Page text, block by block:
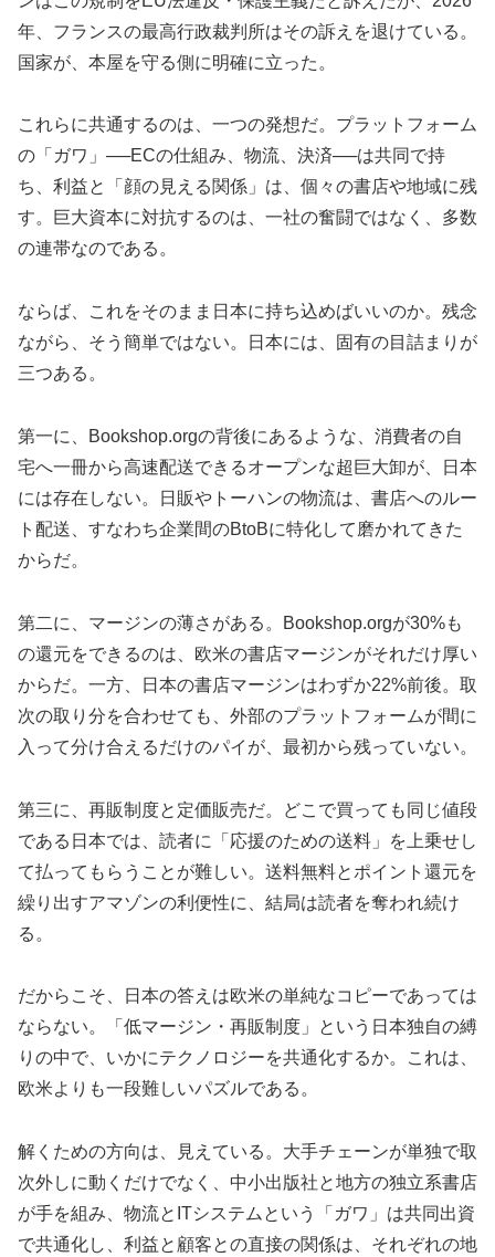
年、フランスの最高行政裁判所はその訴えを退けている。
国家が、本屋を守る側に明確に立った。
これらに共通するのは、一つの発想だ。プラットフォーム
の「ガワ」──ECの仕組み、物流、決済──は共同で持
ち、利益と「顔の見える関係」は、個々の書店や地域に残
す。巨大資本に対抗するのは、一社の奮闘ではなく、多数
の連帯なのである。
ならば、これをそのまま日本に持ち込めばいいのか。残念
ながら、そう簡単ではない。日本には、固有の目詰まりが
三つある。
第一に、Bookshop.orgの背後にあるような、消費者の自
宅へ一冊から高速配送できるオープンな超巨大卸が、日本
には存在しない。日販やトーハンの物流は、書店へのルー
ト配送、すなわち企業間のBtoBに特化して磨かれてきた
からだ。
第二に、マージンの薄さがある。Bookshop.orgが30%も
の還元をできるのは、欧米の書店マージンがそれだけ厚い
からだ。一方、日本の書店マージンはわずか22%前後。取
次の取り分を合わせても、外部のプラットフォームが間に
入って分け合えるだけのパイが、最初から残っていない。
第三に、再販制度と定価販売だ。どこで買っても同じ値段
である日本では、読者に「応援のための送料」を上乗せし
て払ってもらうことが難しい。送料無料とポイント還元を
繰り出すアマゾンの利便性に、結局は読者を奪われ続け
る。
だからこそ、日本の答えは欧米の単純なコピーであっては
ならない。「低マージン・再販制度」という日本独自の縛
りの中で、いかにテクノロジーを共通化するか。これは、
欧米よりも一段難しいパズルである。
解くための方向は、見えている。大手チェーンが単独で取
次外しに動くだけでなく、中小出版社と地方の独立系書店
が手を組み、物流とITシステムという「ガワ」は共同出資
で共通化し、利益と顧客との直接の関係は、それぞれの地